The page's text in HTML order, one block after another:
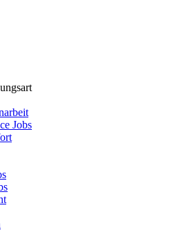
Jobs